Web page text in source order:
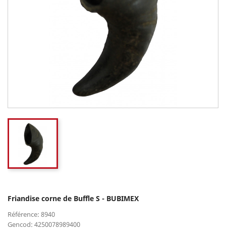
Friandise corne de Buffle S - BUBIMEX
Référence: 8940
Gencod: 4250078989400